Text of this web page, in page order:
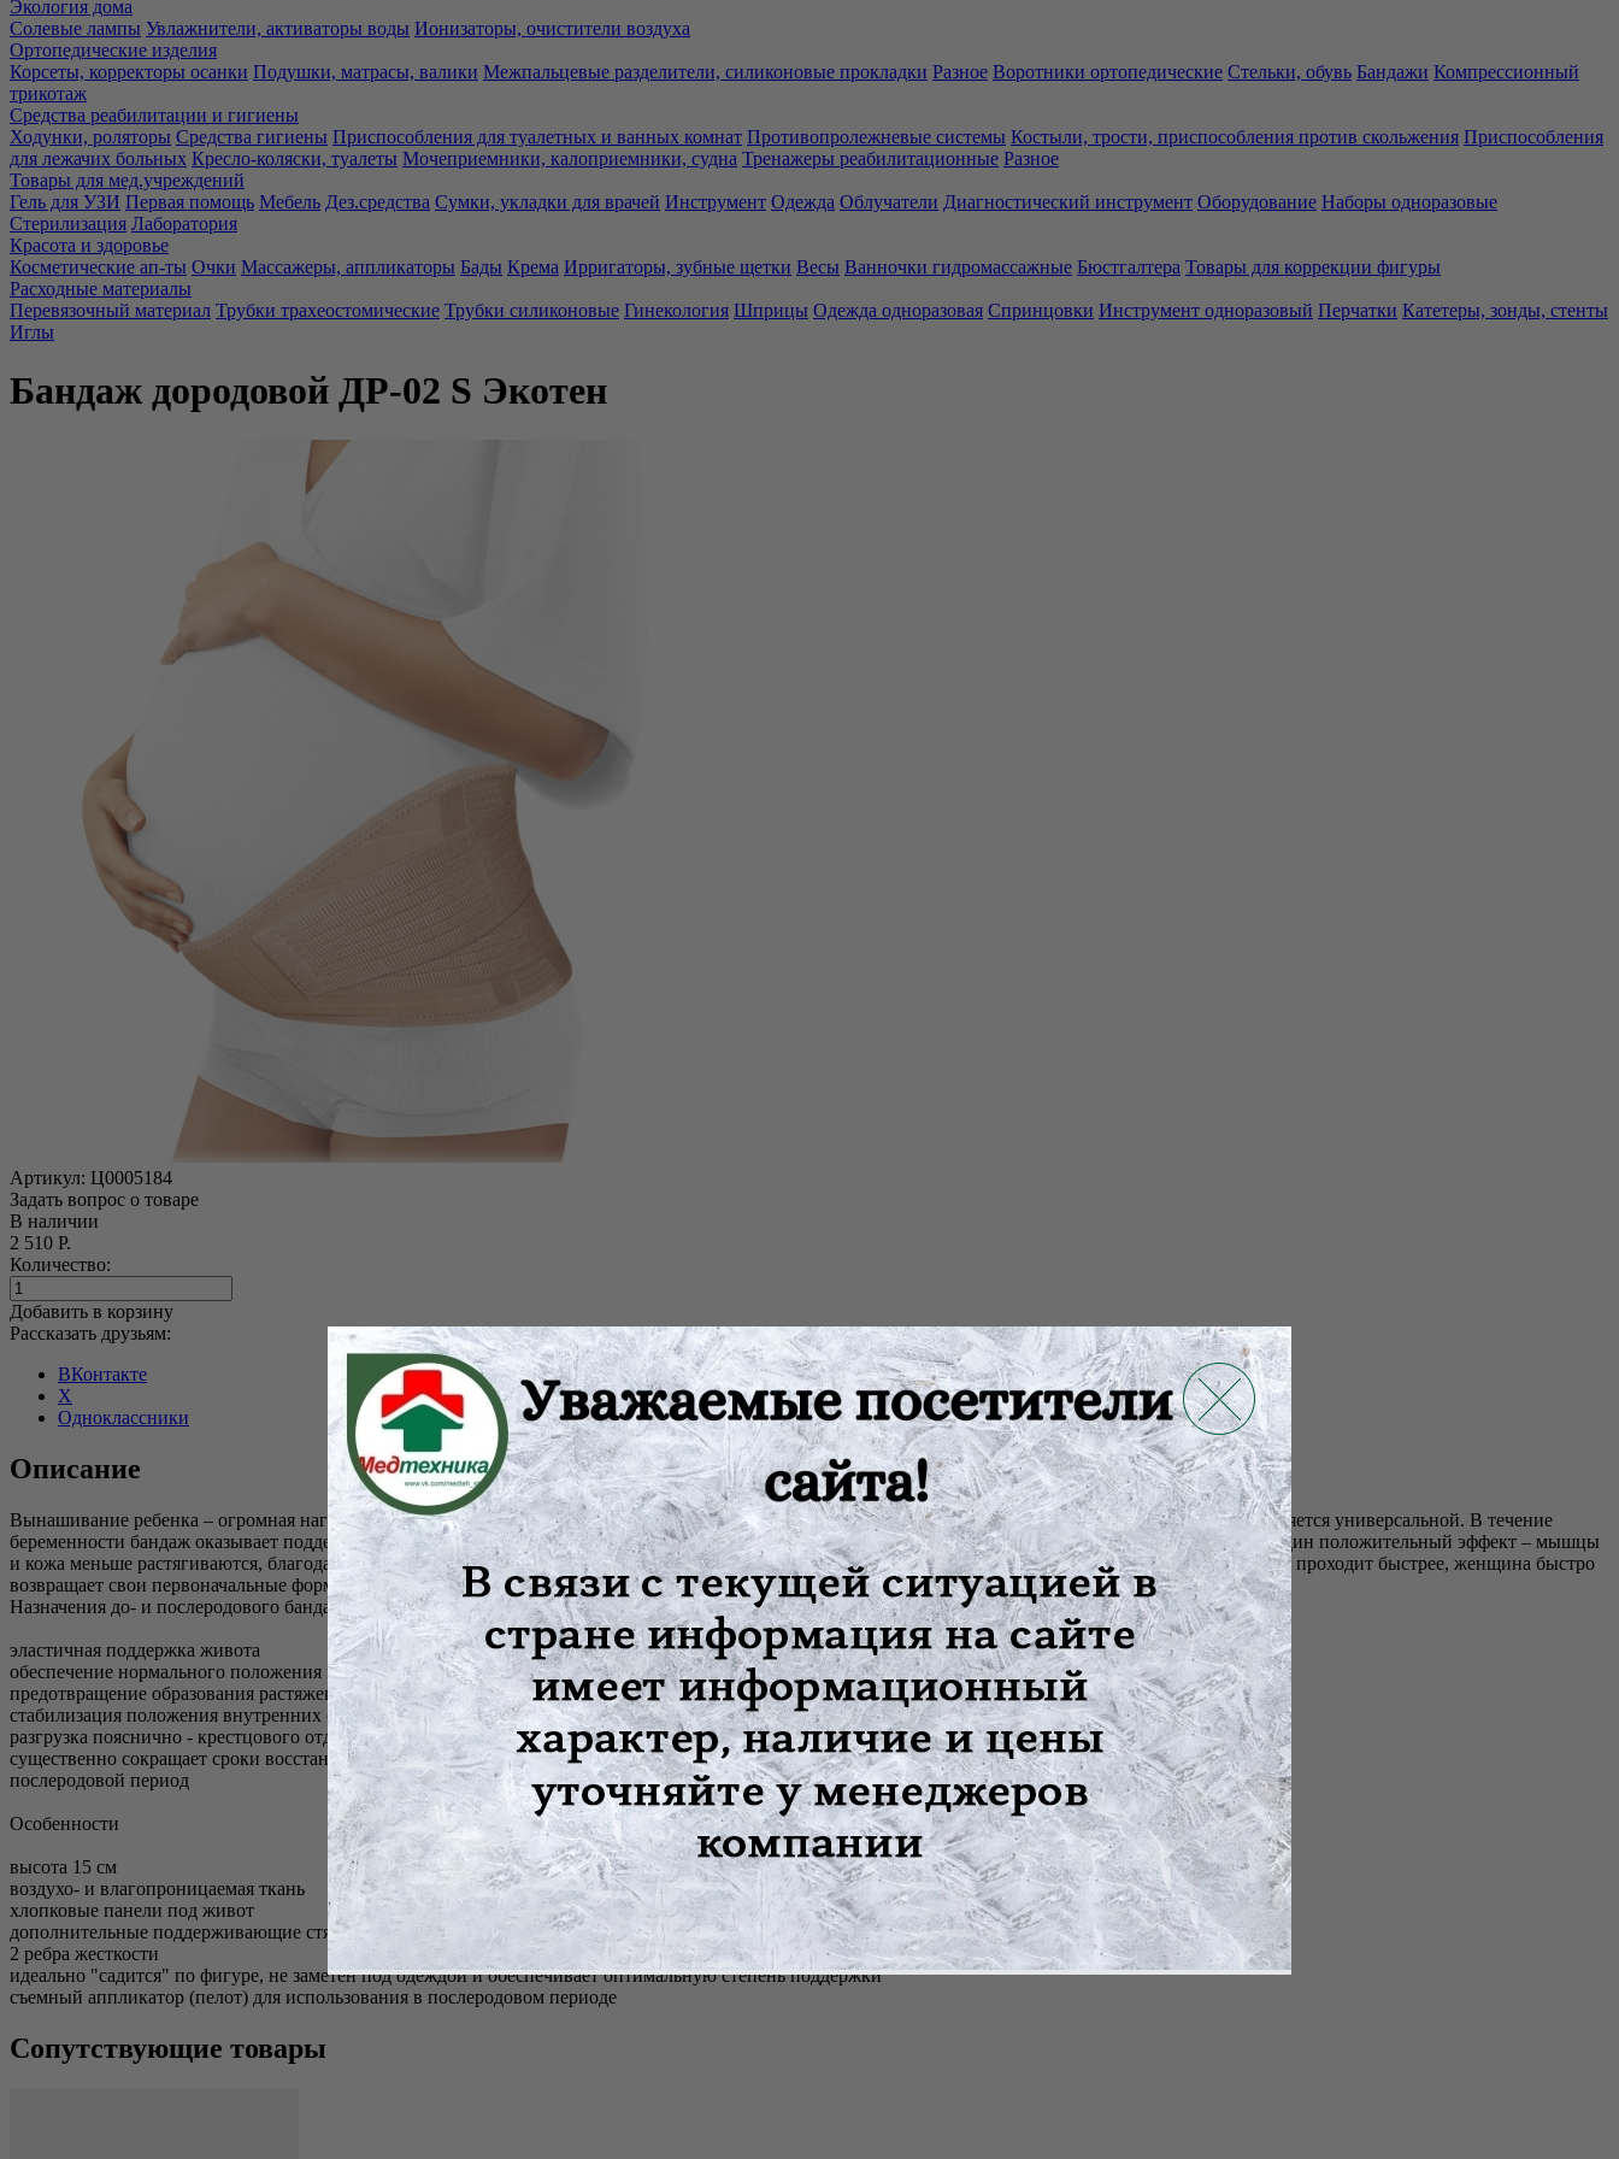
Экология дома
Солевые лампы Увлажнители, активаторы воды Ионизаторы, очистители воздуха
Ортопедические изделия
Корсеты, корректоры осанки Подушки, матрасы, валики Межпальцевые разделители, силиконовые прокладки Разное Воротники ортопедические Стельки, обувь Бандажи Компрессионный
трикотаж
Средства реабилитации и гигиены
Ходунки, роляторы Средства гигиены Приспособления для туалетных и ванных комнат Противопролежневые системы Костыли, трости, приспособления против скольжения Приспособления
для лежачих больных Кресло-коляски, туалеты Мочеприемники, калоприемники, судна Тренажеры реабилитационные Разное
Товары для мед.учреждений
Гель для УЗИ Первая помощь Мебель Дез.средства Сумки, укладки для врачей Инструмент Одежда Облучатели Диагностический инструмент Оборудование Наборы одноразовые
Стерилизация Лаборатория
Красота и здоровье
Косметические ап-ты Очки Массажеры, аппликаторы Бады Крема Ирригаторы, зубные щетки Весы Ванночки гидромассажные Бюстгалтера Товары для коррекции фигуры
Расходные материалы
Перевязочный материал Трубки трахеостомические Трубки силиконовые Гинекология Шприцы Одежда одноразовая Спринцовки Инструмент одноразовый Перчатки Катетеры, зонды, стенты
Иглы
Бандаж дородовой ДР-02 S Экотен
Артикул: Ц0005184
Задать вопрос о товаре
В наличии
2 510 Р.
Количество:
Добавить в корзину
Рассказать друзьям:
ВКонтакте
X
Одноклассники
Описание
Вынашивание ребенка – огромная нагрузка на женский организм, и для ее снижения рекомендуется использовать специльный бандаж. Модель ДР-02 является универсальной. В течение
беременности бандаж оказывает поддерживающий эффект, снижая тем самым нагрузку на поясницу, облегчая движение. Поддержка живота имеет еще один положительный эффект – мышцы
и кожа меньше растягиваются, благодаря чему снижается риск образования стрий. При ношении бандажа после беременности восстановительный период проходит быстрее, женщина быстро
возвращает свои первоначальные формы.
Назначения до- и послеродового бандажа
эластичная поддержка живота
обеспечение нормального положения плода и оптимальных условий для его развития
предотвращение образования растяжек, перерастяжения и ослабления брюшной стенки
стабилизация положения внутренних органов и матки
разгрузка пояснично - крестцового отдела позвоночника и соединений костей таза
существенно сокращает сроки восстановления нормального тонуса мышц и кожи живота после родов
послеродовой период
Особенности
высота 15 см
воздухо- и влагопроницаемая ткань
хлопковые панели под живот
дополнительные поддерживающие стяжки
2 ребра жесткости
идеально "садится" по фигуре, не заметен под одеждой и обеспечивает оптимальную степень поддержки
съемный аппликатор (пелот) для использования в послеродовом периоде
Сопутствующие товары